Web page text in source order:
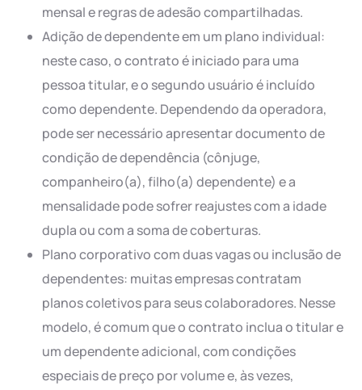
mensal e regras de adesão compartilhadas.
Adição de dependente em um plano individual:
neste caso, o contrato é iniciado para uma
pessoa titular, e o segundo usuário é incluído
como dependente. Dependendo da operadora,
pode ser necessário apresentar documento de
condição de dependência (cônjuge,
companheiro(a), filho(a) dependente) e a
mensalidade pode sofrer reajustes com a idade
dupla ou com a soma de coberturas.
Plano corporativo com duas vagas ou inclusão de
dependentes: muitas empresas contratam
planos coletivos para seus colaboradores. Nesse
modelo, é comum que o contrato inclua o titular e
um dependente adicional, com condições
especiais de preço por volume e, às vezes,